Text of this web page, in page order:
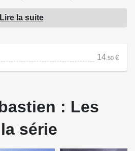
maître de Belle, resurgit bien
son amie et ses petits...
Lire la suite
14.50 €
: Les
série